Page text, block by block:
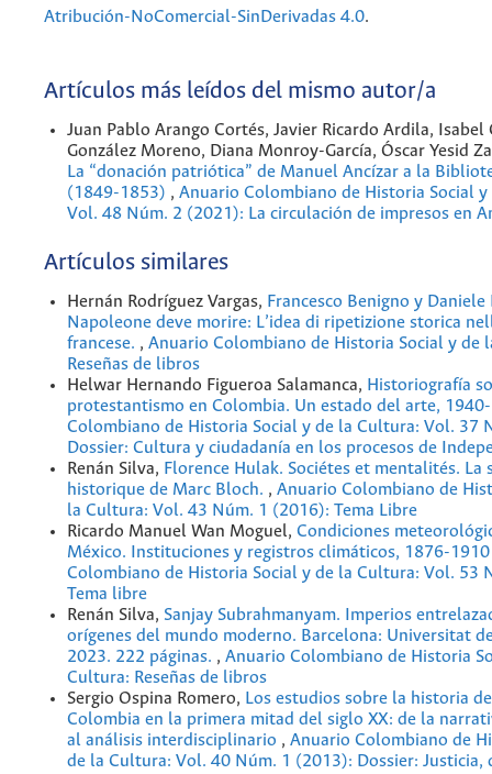
Atribución-NoComercial-SinDerivadas 4.0.
Artículos más leídos del mismo autor/a
Juan Pablo Arango Cortés, Javier Ricardo Ardila, Isabel
González Moreno, Diana Monroy-García, Óscar Yesid
La “donación patriótica” de Manuel Ancízar a la
(1849-1853) , Anuario Colombiano de Historia Social
Vol. 48 Núm. 2 (2021): La circulación de impresos en
Artículos similares
Hernán Rodríguez Vargas, Francesco Benigno y
Napoleone deve morire: L’idea di ripetizione storica
francese. , Anuario Colombiano de Historia Social y de
Reseñas de libros
Helwar Hernando Figueroa Salamanca, Historiografía
protestantismo en Colombia. Un estado del arte,
Colombiano de Historia Social y de la Cultura: Vol. 37
Dossier: Cultura y ciudadanía en los procesos de
Renán Silva, Florence Hulak. Sociétes et mentalités. La
historique de Marc Bloch. , Anuario Colombiano de
la Cultura: Vol. 43 Núm. 1 (2016): Tema Libre
Ricardo Manuel Wan Moguel, Condiciones
México. Instituciones y registros climáticos, 1876-
Colombiano de Historia Social y de la Cultura: Vol. 53
Tema libre
Renán Silva, Sanjay Subrahmanyam. Imperios
orígenes del mundo moderno. Barcelona: Universitat
2023. 222 páginas. , Anuario Colombiano de Historia
Cultura: Reseñas de libros
Sergio Ospina Romero, Los estudios sobre la historia
Colombia en la primera mitad del siglo XX: de la
al análisis interdisciplinario , Anuario Colombiano de
de la Cultura: Vol. 40 Núm. 1 (2013): Dossier: Justicia,